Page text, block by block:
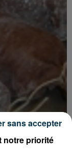
notre priorité
sans accepter